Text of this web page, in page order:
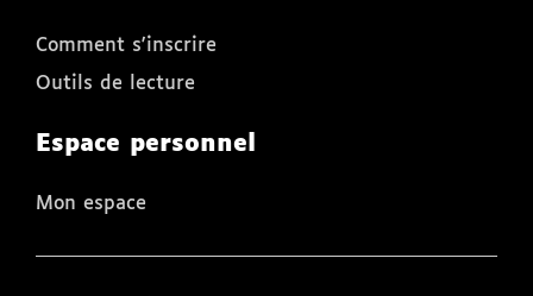
Comment s'inscrire
Outils de lecture
Espace personnel
Mon espace